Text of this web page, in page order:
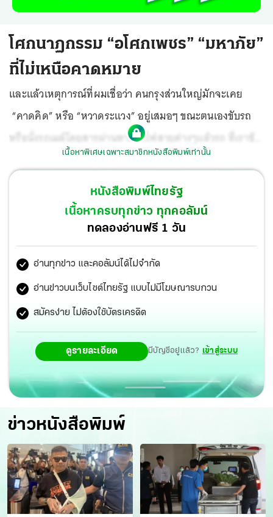
โศกนาฏกรรม “อโศกเพชร” “มหาภัย”
ที่ไม่เหนือคาดหมาย
และแล้วเหตุการณ์ที่ผมเชื่อว่า คนกรุงส่วนใหญ่มักจะเคย
“คาดคิด” หรือ “หวาดระแวง” อยู่เสมอๆ ขณะตนเองขับรถ
หรือนั่งรถเมล์โดยสารผ่านทางรถไฟสายต่างๆแล้วรถ ที่เราขับ
หรือรถเมล์ที่เรายืนโหนเผอิญต้องไปคร่อมอยู่ในรางรถไฟขณะ
รถติดสาหัส...ก็เกิดขึ้นจนได้
เนื้อหาพิเศษเฉพาะสมาชิกหนังสือพิมพ์เท่านั้น
หนังสือพิมพ์ไทยรัฐ
เนื้อหาครบทุกข่าว ทุกคอลัมน์
ทดลองอ่านฟรี 1 วัน
อ่านทุกข่าว และคอลัมน์ได้ไม่จำกัด
อ่านข่าวบนเว็บไซต์ไทยรัฐ แบบไม่มีโฆษณารบกวน
สมัครง่าย ไม่ต้องใช้บัตรเครดิต
ดูรายละเอียด มีบัญชีอยู่แล้ว? เข้าสู่ระบบ
ข่าวหนังสือพิมพ์